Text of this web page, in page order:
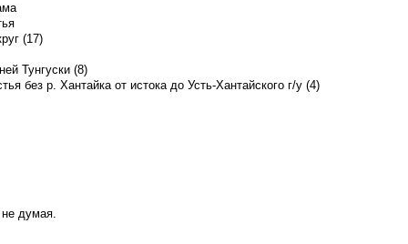
(17)
Тунгуски (8)
без р. Хантайка от истока до Усть-Хантайского г/у (4)
думая.